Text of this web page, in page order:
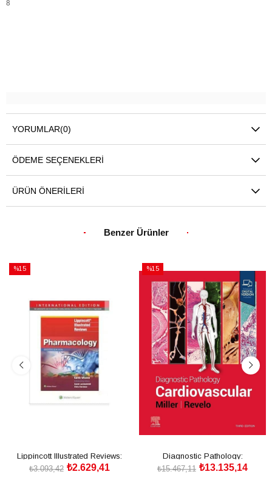
8
YORUMLAR(0)
ÖDEME SEÇENEKLERI
ÜRÜN ÖNERILERI
Benzer Ürünler
%15
Lippincott Illustrated Reviews:
Pharmacology
₺2.629,41
₺3.093,42
%15
İndirim
%15İndirim
Diagnostic Pathology:
Cardiovascular
₺13.135,14
₺15.467,11